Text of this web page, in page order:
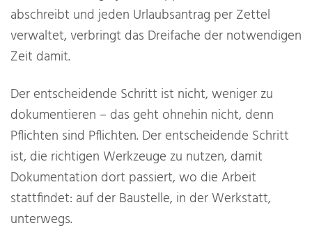
abschreibt und jeden Urlaubsantrag per Zettel
verwaltet, verbringt das Dreifache der notwendigen
Zeit damit.
Der entscheidende Schritt ist nicht, weniger zu
dokumentieren – das geht ohnehin nicht, denn
Pflichten sind Pflichten. Der entscheidende Schritt
ist, die richtigen Werkzeuge zu nutzen, damit
Dokumentation dort passiert, wo die Arbeit
stattfindet: auf der Baustelle, in der Werkstatt,
unterwegs.